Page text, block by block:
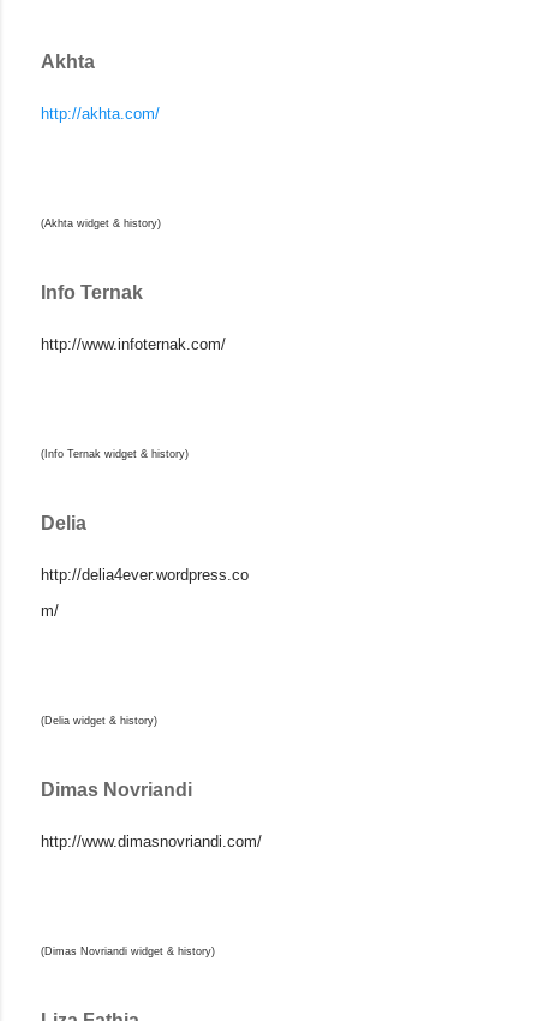
Akhta
http://akhta.com/
(Akhta widget & history)
Info Ternak
http://www.infoternak.com/
(Info Ternak widget & history)
Delia
http://delia4ever.wordpress.co
m/
(Delia widget & history)
Dimas Novriandi
http://www.dimasnovriandi.com/
(Dimas Novriandi widget & history)